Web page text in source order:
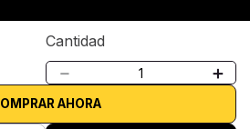
Cantidad
＋
－
AHORA
Local 103 Edificio One Plaza PH
libros en Colombia